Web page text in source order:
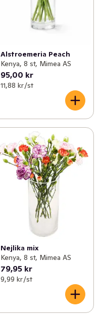
Alstroemeria Peach
Kenya, 8 st, Mimea AS
95,00 kr
11,88 kr /st
Nejlika mix
Kenya, 8 st, Mimea AS
79,95 kr
9,99 kr /st